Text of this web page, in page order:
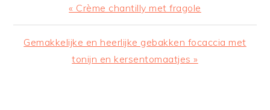
Previous
Post:
« Crème chantilly met fragole
Next
Gemakkelijke en heerlijke gebakken focaccia met
tonijn en kersentomaatjes »